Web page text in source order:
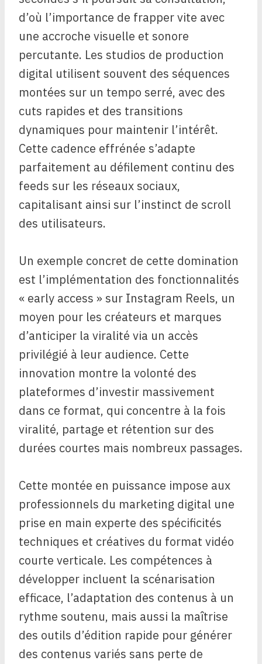
d’où l’importance de frapper vite avec
une accroche visuelle et sonore
percutante. Les studios de production
digital utilisent souvent des séquences
montées sur un tempo serré, avec des
cuts rapides et des transitions
dynamiques pour maintenir l’intérêt.
Cette cadence effrénée s’adapte
parfaitement au défilement continu des
feeds sur les réseaux sociaux,
capitalisant ainsi sur l’instinct de scroll
des utilisateurs.
Un exemple concret de cette domination
est l’implémentation des fonctionnalités
« early access » sur Instagram Reels, un
moyen pour les créateurs et marques
d’anticiper la viralité via un accès
privilégié à leur audience. Cette
innovation montre la volonté des
plateformes d’investir massivement
dans ce format, qui concentre à la fois
viralité, partage et rétention sur des
durées courtes mais nombreux passages.
Cette montée en puissance impose aux
professionnels du marketing digital une
prise en main experte des spécificités
techniques et créatives du format vidéo
courte verticale. Les compétences à
développer incluent la scénarisation
efficace, l’adaptation des contenus à un
rythme soutenu, mais aussi la maîtrise
des outils d’édition rapide pour générer
des contenus variés sans perte de